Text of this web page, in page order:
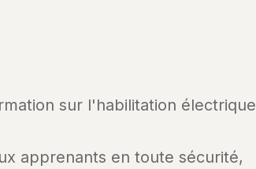
sur l'habilitation électrique
apprenants en toute sécurité,